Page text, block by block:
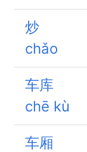
炒
chǎo
车库
chē kù
车厢